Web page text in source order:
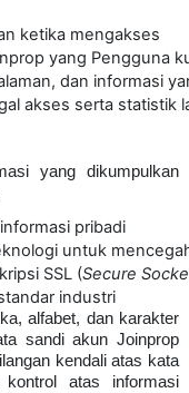
ketika mengakses
yang Pengguna
dan informasi
akses serta statistik
yang dikumpulkan
pribadi
untuk
SSL (Secure
industri
alfabet, dan karakter
sandi akun Joinprop
kendali atas kata
kontrol atas informasi